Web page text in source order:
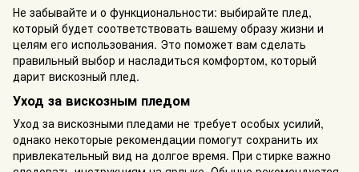
Не забывайте и о функциональности: выбирайте плед,
который будет соответствовать вашему образу жизни и
целям его использования. Это поможет вам сделать
правильный выбор и насладиться комфортом, который
дарит вискозный плед.
Уход за вискозным пледом
Уход за вискозными пледами не требует особых усилий,
однако некоторые рекомендации помогут сохранить их
привлекательный вид на долгое время. При стирке важно